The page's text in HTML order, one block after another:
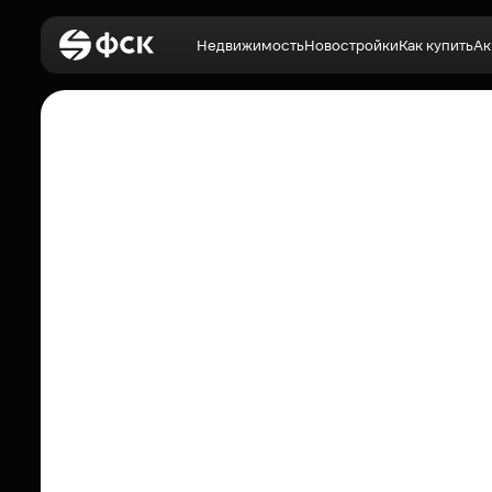
НедвижимостьНовостройкиКак купить